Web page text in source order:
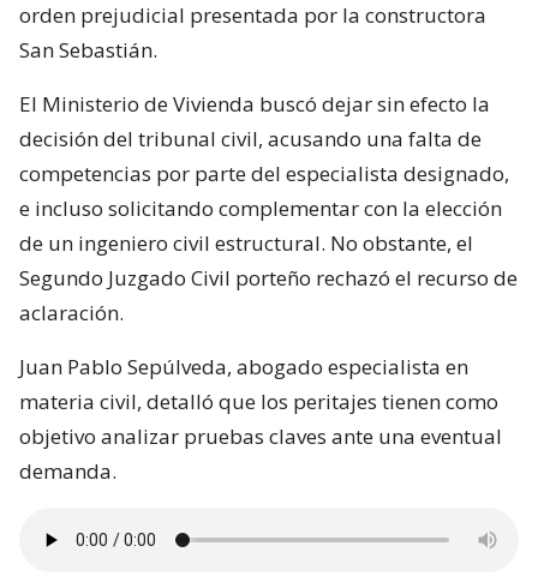
orden prejudicial presentada por la constructora
San Sebastián.
El Ministerio de Vivienda buscó dejar sin efecto la
decisión del tribunal civil, acusando una falta de
competencias por parte del especialista designado,
e incluso solicitando complementar con la elección
de un ingeniero civil estructural. No obstante, el
Segundo Juzgado Civil porteño rechazó el recurso de
aclaración.
Juan Pablo Sepúlveda, abogado especialista en
materia civil, detalló que los peritajes tienen como
objetivo analizar pruebas claves ante una eventual
demanda.